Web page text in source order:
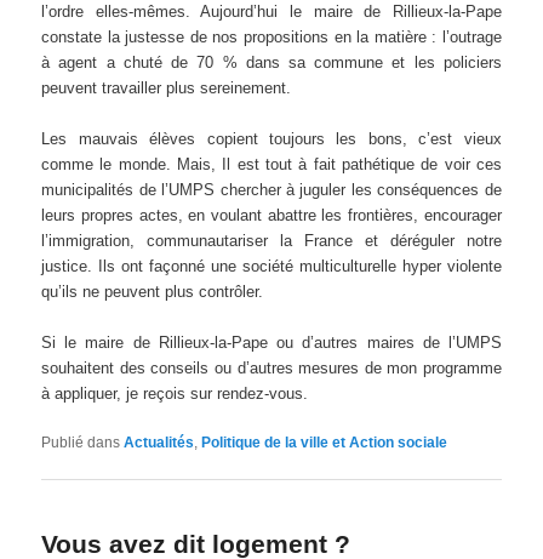
l’ordre elles-mêmes. Aujourd’hui le maire de Rillieux-la-Pape
constate la justesse de nos propositions en la matière : l’outrage
à agent a chuté de 70 % dans sa commune et les policiers
peuvent travailler plus sereinement.
Les mauvais élèves copient toujours les bons, c’est vieux
comme le monde. Mais, Il est tout à fait pathétique de voir ces
municipalités de l’UMPS chercher à juguler les conséquences de
leurs propres actes, en voulant abattre les frontières, encourager
l’immigration, communautariser la France et déréguler notre
justice. Ils ont façonné une société multiculturelle hyper violente
qu’ils ne peuvent plus contrôler.
Si le maire de Rillieux-la-Pape ou d’autres maires de l’UMPS
souhaitent des conseils ou d’autres mesures de mon programme
à appliquer, je reçois sur rendez-vous.
Publié dans Actualités, Politique de la ville et Action sociale
Vous avez dit logement ?